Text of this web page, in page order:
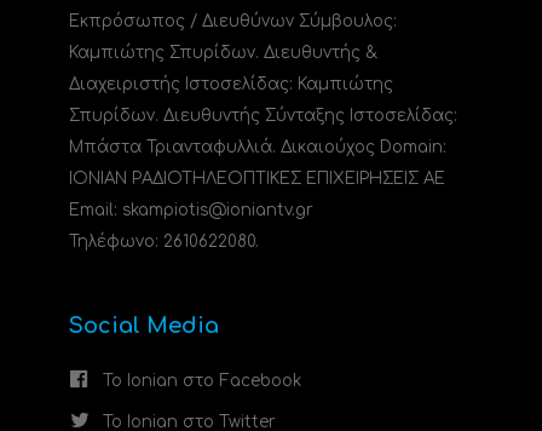
Εκπρόσωπος / Διευθύνων Σύμβουλος:
Καμπιώτης Σπυρίδων. Διευθυντής &
Διαχειριστής Ιστοσελίδας: Καμπιώτης
Σπυρίδων. Διευθυντής Σύνταξης Ιστοσελίδας:
Μπάστα Τριανταφυλλιά. Δικαιούχος Domain:
ΙΟΝΙΑΝ ΡΑΔΙΟΤΗΛΕΟΠΤΙΚΕΣ ΕΠΙΧΕΙΡΗΣΕΙΣ ΑΕ
Email: skampiotis@ioniantv.gr
Τηλέφωνο: 2610622080.
Social Media
Το Ionian στο Facebook
Το Ionian στο Twitter